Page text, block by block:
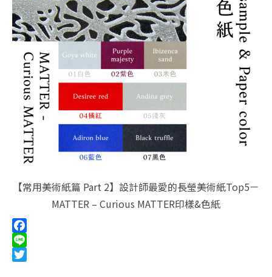
【常用美術紙篇 Part 2】設計師最愛的長瑩美術紙Top5－
MATTER – Curious MATTER印樣&色紙
Facebook
Line